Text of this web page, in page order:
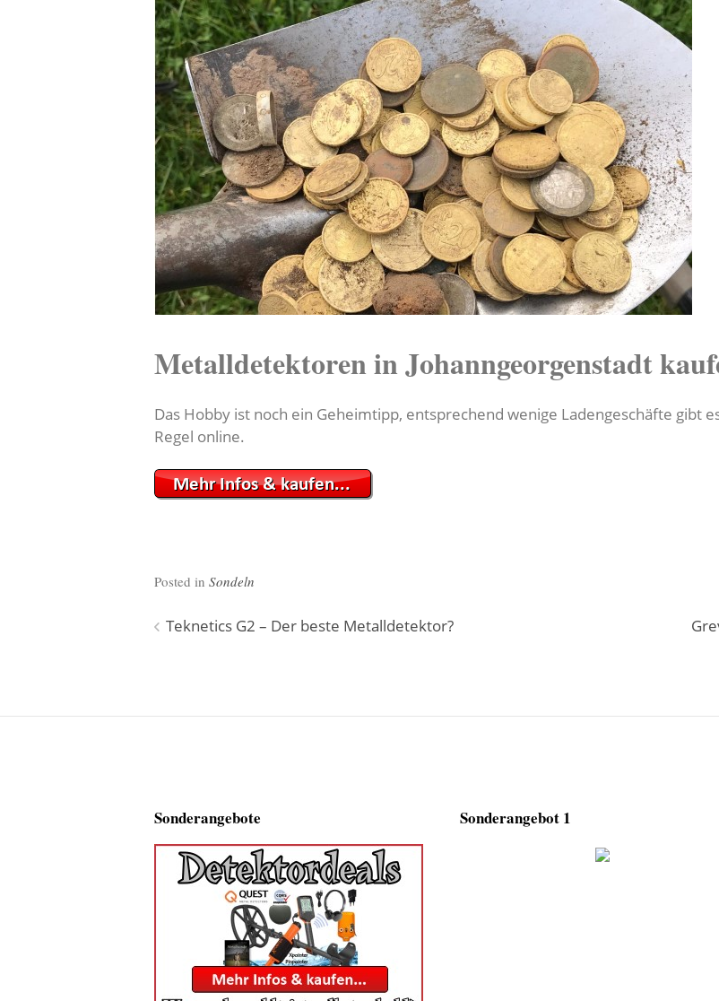
Metalldetektoren in Johanngeorgenstadt
Das Hobby ist noch ein Geheimtipp, entsprechend wenige Ladengeschäfte gibt
Regel online.
Posted in Sondeln
Beitragsnavigation
Teknetics G2 – Der beste Metalldetektor?
Sonderangebote Sonderangebot 1